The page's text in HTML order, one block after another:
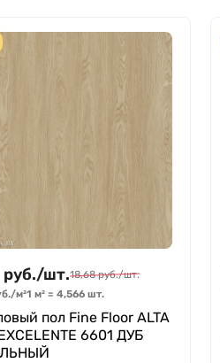
руб./шт.18,68 руб./шт.
/м²1 м² = 4,566 шт.
пол Fine Floor ALTA
6601 ДУБ